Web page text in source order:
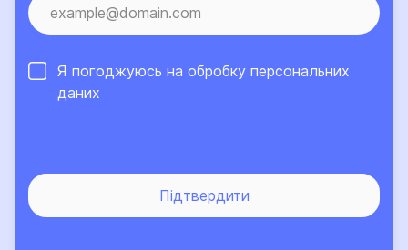
Я погоджуюсь на обробку персональних
даних
Підтвердити